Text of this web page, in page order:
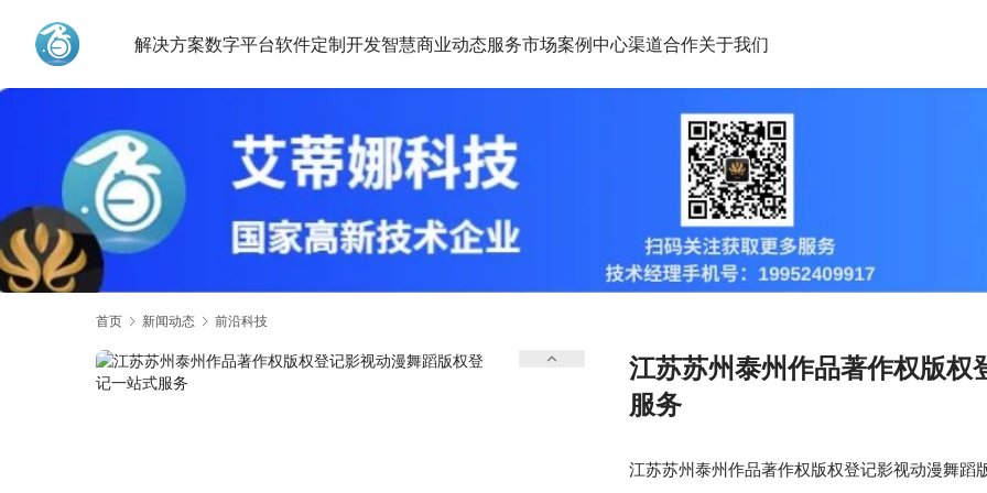
解决方案数字平台软件定制开发智慧商业动态服务市场案例中心渠道合作关于我们
首页 新闻动态 前沿科技
江苏苏州泰州作品著作权版权
服务
江苏苏州泰州作品著作权版权登记影视动漫舞蹈